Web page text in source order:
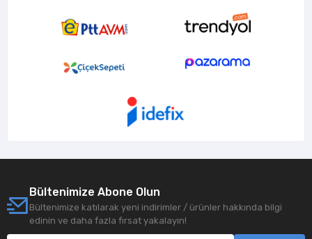
Bültenimize Abone Olun
Bültenimize katılarak yeni indirimler / ürünler hakkında bilgi
edinin ve daha fazla fırsat yakalayın!